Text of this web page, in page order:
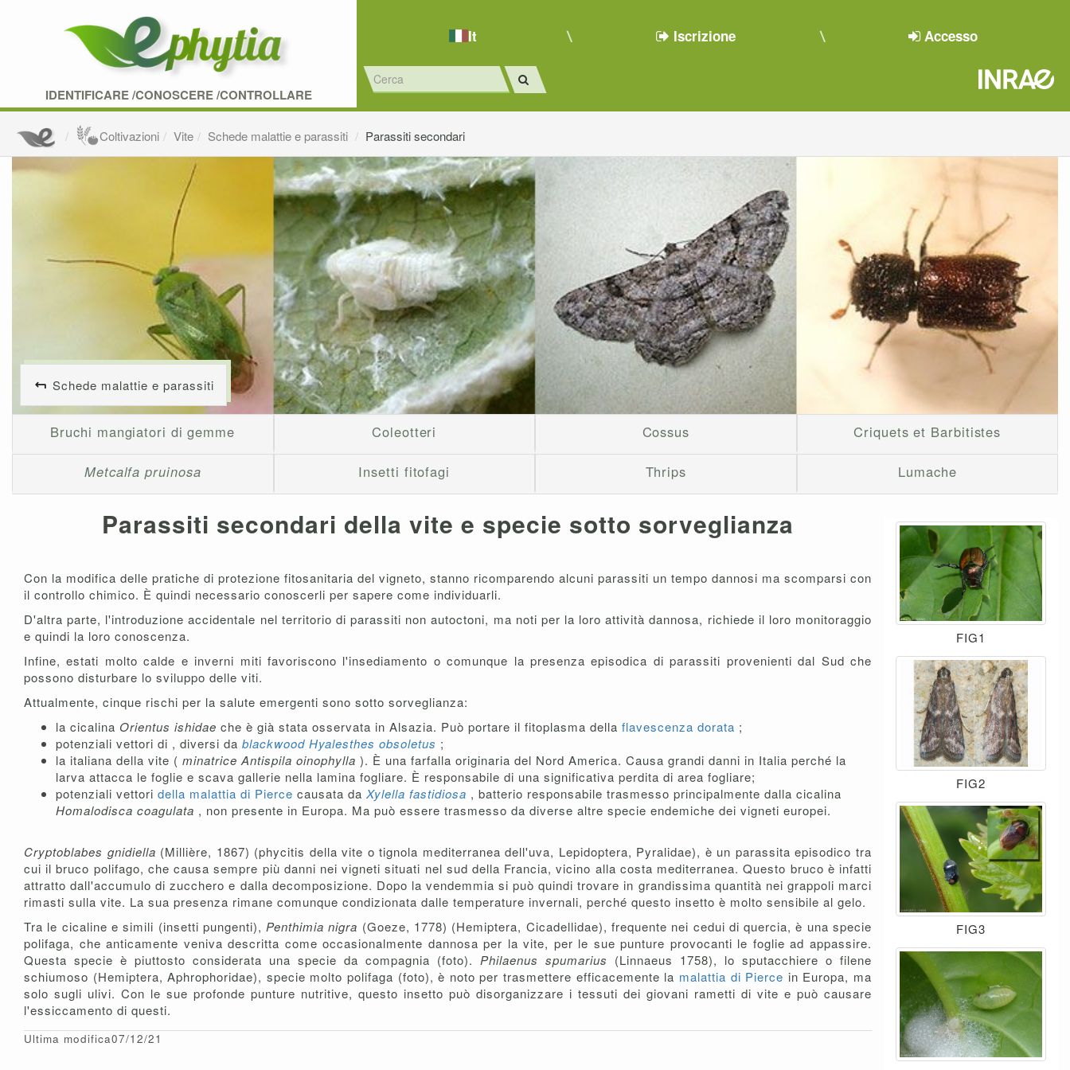
IDENTIFICARE /CONOSCERE /CONTROLLARE
It Iscrizione Accesso
Coltivazioni Vite Schede malattie e parassiti Parassiti secondari
Schede malattie e parassiti
Bruchi mangiatori di gemme Coleotteri Cossus Criquets et Barbitistes
Metcalfa pruinosa Insetti fitofagi Thrips Lumache
Parassiti secondari della vite e specie sotto sorveglianza
Con la modifica delle pratiche di protezione fitosanitaria del vigneto, stanno ricomparendo alcuni parassiti un tempo dannosi ma scomparsi con
il controllo chimico. È quindi necessario conoscerli per sapere come individuarli.
D'altra parte, l'introduzione accidentale nel territorio di parassiti non autoctoni, ma noti per la loro attività dannosa, richiede il loro monitoraggio
e quindi la loro conoscenza.
Infine, estati molto calde e inverni miti favoriscono l'insediamento o comunque la presenza episodica di parassiti provenienti dal Sud che
possono disturbare lo sviluppo delle viti.
Attualmente, cinque rischi per la salute emergenti sono sotto sorveglianza:
la cicalina Orientus ishidae che è già stata osservata in Alsazia. Può portare il fitoplasma della flavescenza dorata ;
potenziali vettori di , diversi da blackwood Hyalesthes obsoletus ;
la italiana della vite ( minatrice Antispila oinophylla ). È una farfalla originaria del Nord America. Causa grandi danni in Italia perché la
larva attacca le foglie e scava gallerie nella lamina fogliare. È responsabile di una significativa perdita di area fogliare;
potenziali vettori della malattia di Pierce causata da Xylella fastidiosa , batterio responsabile trasmesso principalmente dalla cicalina
Homalodisca coagulata , non presente in Europa. Ma può essere trasmesso da diverse altre specie endemiche dei vigneti europei.
Cryptoblabes gnidiella (Millière, 1867) (phycitis della vite o tignola mediterranea dell'uva, Lepidoptera, Pyralidae), è un parassita episodico tra
cui il bruco polifago, che causa sempre più danni nei vigneti situati nel sud della Francia, vicino alla costa mediterranea. Questo bruco è infatti
attratto dall'accumulo di zucchero e dalla decomposizione. Dopo la vendemmia si può quindi trovare in grandissima quantità nei grappoli marci
rimasti sulla vite. La sua presenza rimane comunque condizionata dalle temperature invernali, perché questo insetto è molto sensibile al gelo.
Tra le cicaline e simili (insetti pungenti),Penthimia nigra (Goeze, 1778) (Hemiptera, Cicadellidae), frequente nei cedui di quercia, è una specie
polifaga, che anticamente veniva descritta come occasionalmente dannosa per la vite, per le sue punture provocanti le foglie ad appassire.
Questa specie è piuttosto considerata una specie da compagnia (foto). Philaenus spumarius (Linnaeus 1758), lo sputacchiere o filene
schiumoso (Hemiptera, Aphrophoridae), specie molto polifaga (foto), è noto per trasmettere efficacemente la malattia di Pierce in Europa, ma
solo sugli ulivi. Con le sue profonde punture nutritive, questo insetto può disorganizzare i tessuti dei giovani rametti di vite e può causare
l'essiccamento di questi.
Ultima modifica07/12/21
FIG1
FIG2
FIG3